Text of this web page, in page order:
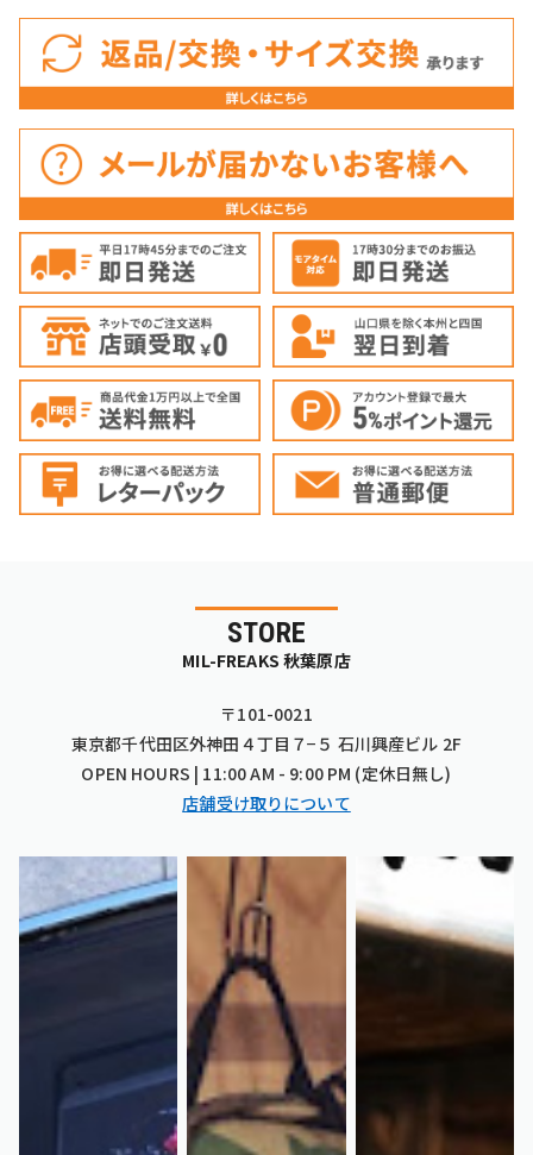
STORE
MIL-FREAKS 秋葉原店
〒101-0021
東京都千代田区外神田４丁目７−５ 石川興産ビル 2F
OPEN HOURS | 11:00 AM - 9:00 PM (定休日無し)
店舗受け取りについて